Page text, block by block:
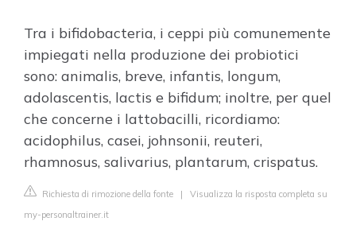
Tra i bifidobacteria, i ceppi più comunemente
impiegati nella produzione dei probiotici
sono: animalis, breve, infantis, longum,
adolascentis, lactis e bifidum; inoltre, per quel
che concerne i lattobacilli, ricordiamo:
acidophilus, casei, johnsonii, reuteri,
rhamnosus, salivarius, plantarum, crispatus.
Richiesta di rimozione della fonte | Visualizza la risposta completa su
my-personaltrainer.it